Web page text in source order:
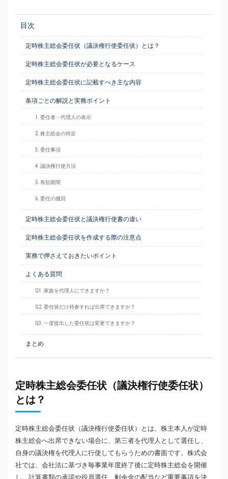
目次
定時株主総会委任状（議決権行使委任状）とは？
定時株主総会委任状が必要となるケース
定時株主総会委任状に記載すべき主な内容
条項ごとの解説と実務ポイント
1. 委任者・代理人の表示
2. 株主総会の特定
3. 委任事項
4. 議決権行使方法
5. 有効期間
6. 委任の撤回
定時株主総会委任状と議決権行使書の違い
定時株主総会委任状を作成する際の注意点
実務で押さえておきたいポイント
よくある質問
Q1. 家族を代理人にできますか？
Q2. 委任状だけ持参すれば出席できますか？
Q3. 一度提出した委任状は変更できますか？
まとめ
定時株主総会委任状（議決権行使委任状）
とは？
定時株主総会委任状（議決権行使委任状）とは、株主本人が定時
株主総会へ出席できない場合に、第三者を代理人として選任し、
自身の議決権を代理人に行使してもらうための書面です。株式会
社では、会社法に基づき毎事業年度終了後に定時株主総会を開催
し、計算書類の承認や役員選任、剰余金の配当など重要事項を決